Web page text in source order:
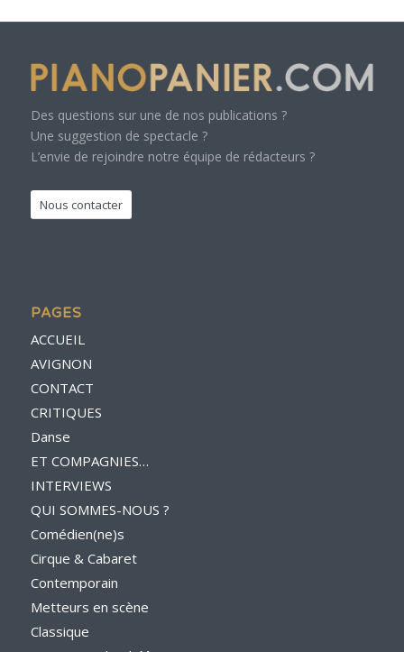
Des questions sur une de nos publications ?
Une suggestion de spectacle ?
L’envie de rejoindre notre équipe de rédacteurs ?
Nous contacter
PAGES
ACCUEIL
AVIGNON
CONTACT
CRITIQUES
Danse
ET COMPAGNIES…
INTERVIEWS
QUI SOMMES-NOUS ?
Comédien(ne)s
Cirque & Cabaret
Contemporain
Metteurs en scène
Classique